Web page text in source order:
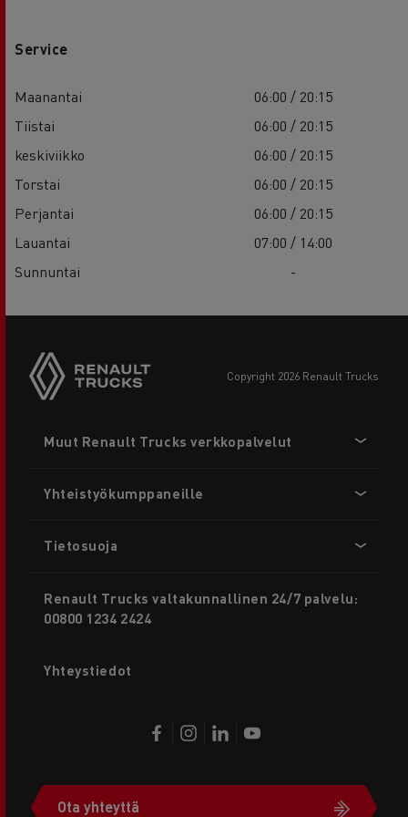
Service
Maanantai
06:00 / 20:15
Tiistai
06:00 / 20:15
keskiviikko
06:00 / 20:15
Torstai
06:00 / 20:15
Perjantai
06:00 / 20:15
Lauantai
07:00 / 14:00
Sunnuntai
-
copyright 2026 Renault Trucks
menu
Muut Renault Trucks verkkopalvelut
Yhteistyökumppaneille
Tietosuoja
Renault Trucks valtakunnallinen 24/7 palvelu:
00800 1234 2424
Yhteystiedot
Ota yhteyttä